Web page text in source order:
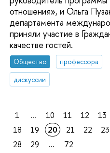
отношения», и Ольга
департамента
приняли участие в
качестве гостей.
Общество
профессора
дискуссии
1 ... 10 11 12 13
18
19 20 21 22 23
28
29 ... 72